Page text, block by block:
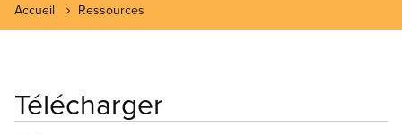
Accueil Ressources
Télécharger